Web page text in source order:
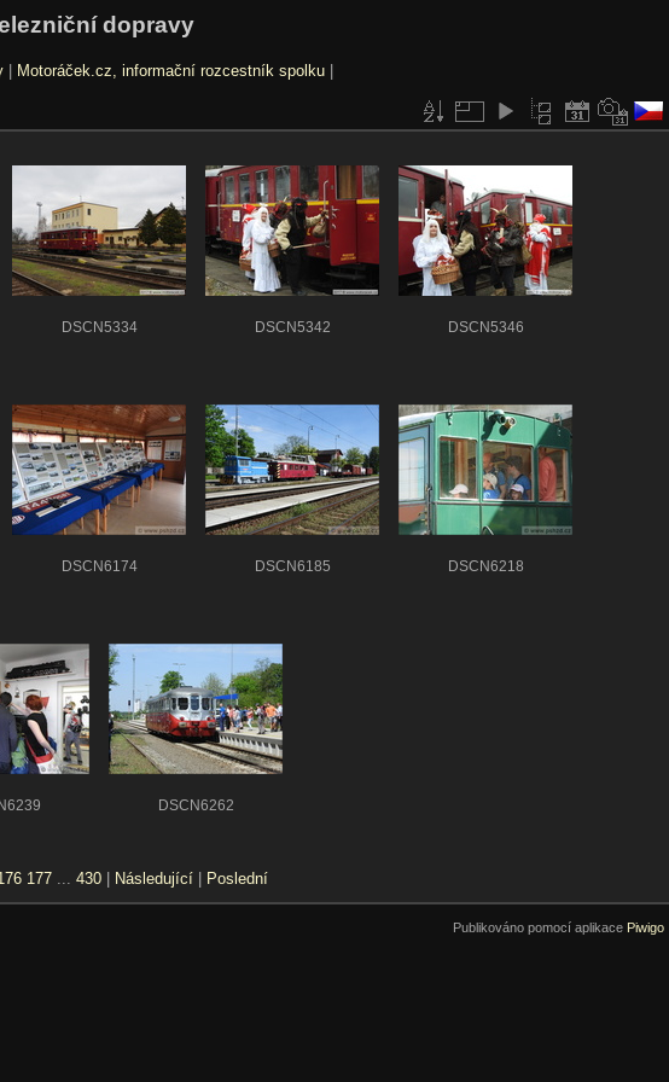
dopravy
| Motoráček.cz, informační rozcestník spolku|
DSCN5334 DSCN5342 DSCN5346
DSCN6174 DSCN6185 DSCN6218
DSCN6262
177... 430 Následující Poslední
Publikováno pomocí aplikace Piwigo